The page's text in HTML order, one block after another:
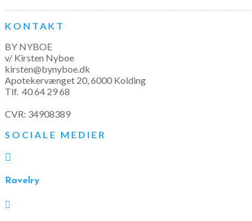
KONTAKT
BY NYBOE
v/ Kirsten Nyboe
kirsten@bynyboe.dk
Apotekervænget 20, 6000 Kolding
Tlf. 40 64 29 68
CVR: 34908389
SOCIALE MEDIER

Ravelry
